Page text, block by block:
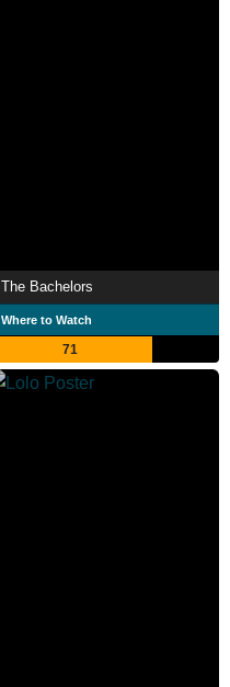
The Bachelors
Where to Watch
71